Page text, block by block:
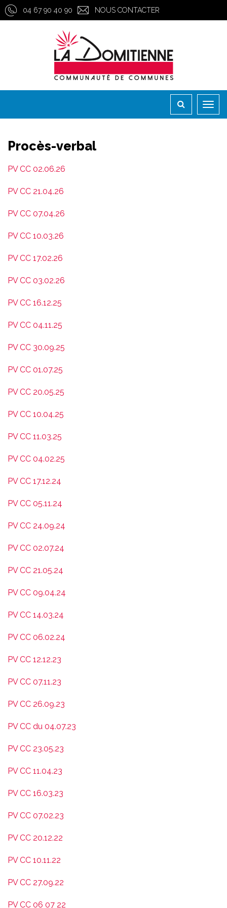
Gestion des traceurs
04 67 90 40 90 NOUS CONTACTER
Procès-verbal
PV CC 02.06.26
PV CC 21.04.26
PV CC 07.04.26
PV CC 10.03.26
PV CC 17.02.26
PV CC 03.02.26
PV CC 16.12.25
PV CC 04.11.25
PV CC 30.09.25
PV CC 01.07.25
PV CC 20.05.25
PV CC 10.04.25
PV CC 11.03.25
PV CC 04.02.25
PV CC 17.12.24
PV CC 05.11.24
PV CC 24.09.24
PV CC 02.07.24
PV CC 21.05.24
PV CC 09.04.24
PV CC 14.03.24
PV CC 06.02.24
PV CC 12.12.23
PV CC 07.11.23
PV CC 26.09.23
PV CC du 04.07.23
PV CC 23.05.23
PV CC 11.04.23
PV CC 16.03.23
PV CC 07.02.23
PV CC 20.12.22
PV CC 10.11.22
PV CC 27.09.22
PV CC 06 07 22